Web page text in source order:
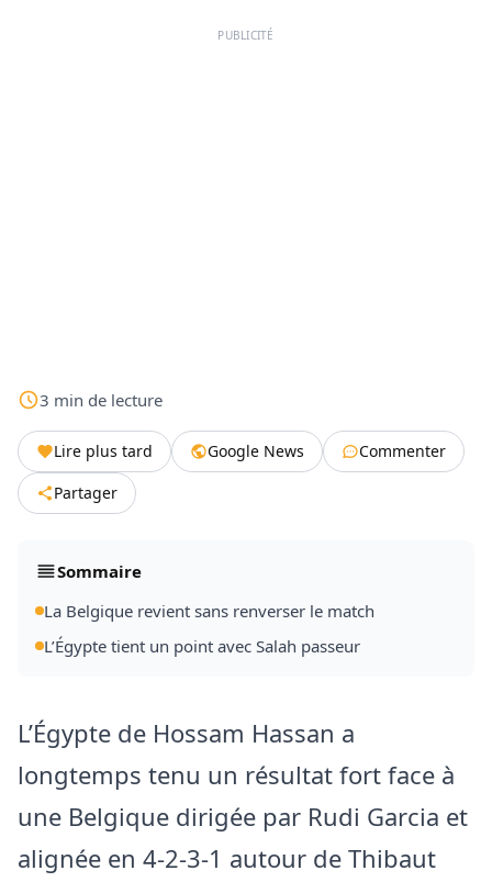
PUBLICITÉ
3 min de lecture
Lire plus tard Google News
Commenter
Partager
Sommaire
La Belgique revient sans renverser le match
L’Égypte tient un point avec Salah passeur
L’Égypte de Hossam Hassan a
longtemps tenu un résultat fort face à
une Belgique dirigée par Rudi Garcia et
alignée en 4-2-3-1 autour de Thibaut